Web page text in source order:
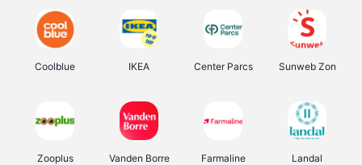
Coolblue IKEA Center Parcs Sunweb Zon
Zooplus Vanden Borre Farmaline Landal